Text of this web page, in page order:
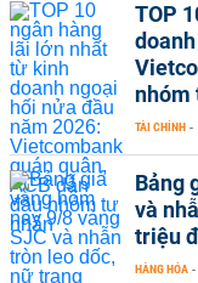
TOP
nhóm
TÀI CHÍNH -
Bảng
và
triệu
HÀNG HÓA -